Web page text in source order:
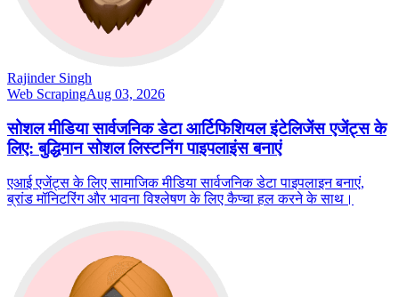
Rajinder Singh
Web ScrapingAug 03, 2026
सोशल मीडिया सार्वजनिक डेटा आर्टिफिशियल इंटेलिजेंस एजेंट्स के
लिए: बुद्धिमान सोशल लिस्टनिंग पाइपलाइंस बनाएं
एआई एजेंट्स के लिए सामाजिक मीडिया सार्वजनिक डेटा पाइपलाइन बनाएं,
ब्रांड मॉनिटरिंग और भावना विश्लेषण के लिए कैप्चा हल करने के साथ।